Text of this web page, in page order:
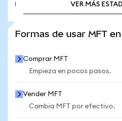
VER MÁS
Formas de usar MFT
Comprar MFT
Empieza en pocos pasos.
Vender MFT
Cambia MFT por efectivo.